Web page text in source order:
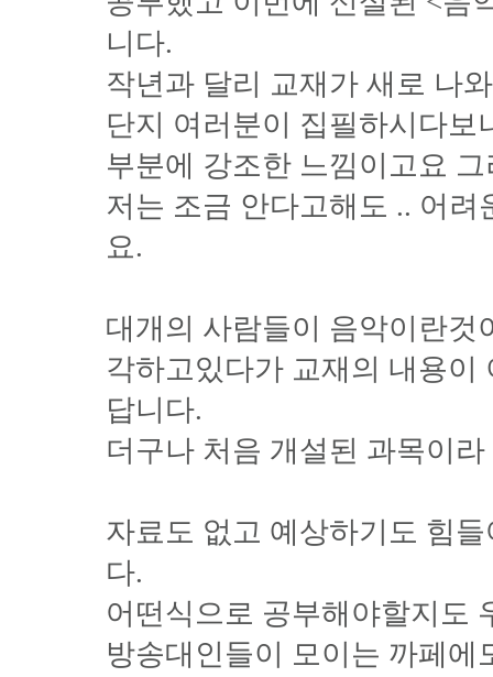
니다.
작년과 달리 교재가 새로 나
단지 여러분이 집필하시다
부분에 강조한 느낌이고요
저는 조금 안다고해도 .. 어
요.
대개의 사람들이 음악이란것
각하고있다가 교재의 내용이
답니다.
더구나 처음 개설된 과목이
자료도 없고 예상하기도 힘
다.
어떤식으로 공부해야할지도
방송대인들이 모이는 까페